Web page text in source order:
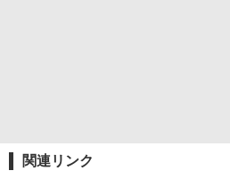
関連リンク